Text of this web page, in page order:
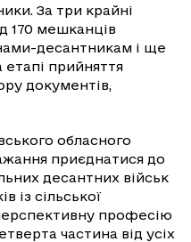
За три крайні
170 мешканців
десантникам і ще
прийняття
документів,
обласного
приєднатися до
десантних військ
із сільської
професію
частина від усіх